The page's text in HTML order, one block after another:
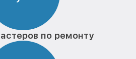
по ремонту